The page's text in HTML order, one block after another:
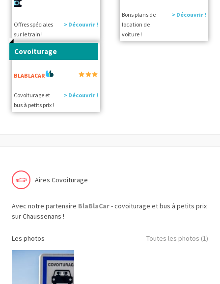
Offres spéciales
sur le train !
> Découvrir !
Bons plans de
location de
voiture !
> Découvrir !
Covoiturage
BLABLACAR
Covoiturage et
bus à petits prix !
> Découvrir !
Aires Covoiturage
Avec notre partenaire BlaBlaCar- covoiturage et bus à petits prix
sur Chaussenans !
Les photos Toutes les photos (1)